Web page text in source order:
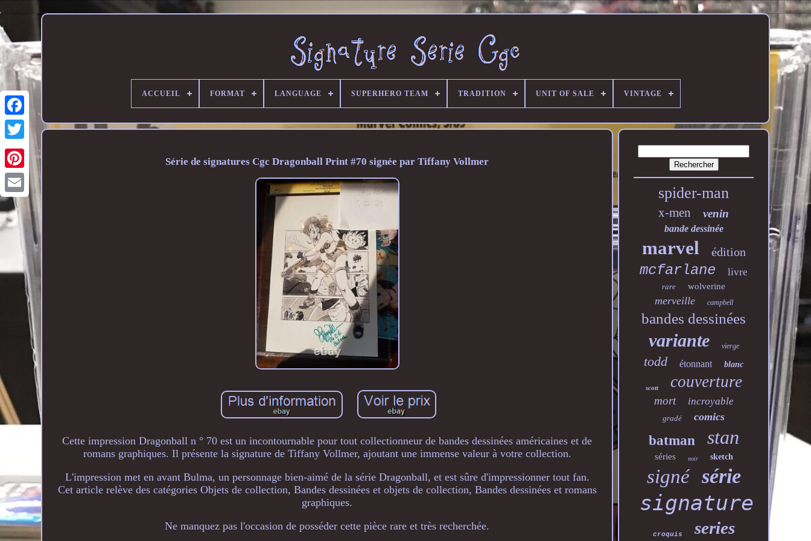
ACCUEIL FORMAT LANGUAGE SUPERHERO TEAM TRADITION UNIT OF SALE VINTAGE
Série de signatures Cgc Dragonball Print #70 signée par Tiffany Vollmer
Cette impression Dragonball n ° 70 est un incontournable pour tout collectionneur de bandes dessinées américaines et de
romans graphiques. Il présente la signature de Tiffany Vollmer, ajoutant une immense valeur à votre collection.
L'impression met en avant Bulma, un personnage bien-aimé de la série Dragonball, et est sûre d'impressionner tout fan.
Cet article relève des catégories Objets de collection, Bandes dessinées et objets de collection, Bandes dessinées et romans
graphiques.
Ne manquez pas l'occasion de posséder cette pièce rare et très recherchée.
spider-man
x-men venin
bande dessinée
marvel édition
mcfarlane livre
rare wolverine
merveille campbell
bandes dessinées
variante vierge
todd étonnant blanc
scott couverture
mort incroyable
gradé comics
batman stan
séries noir sketch
signé série
signature
croquis series